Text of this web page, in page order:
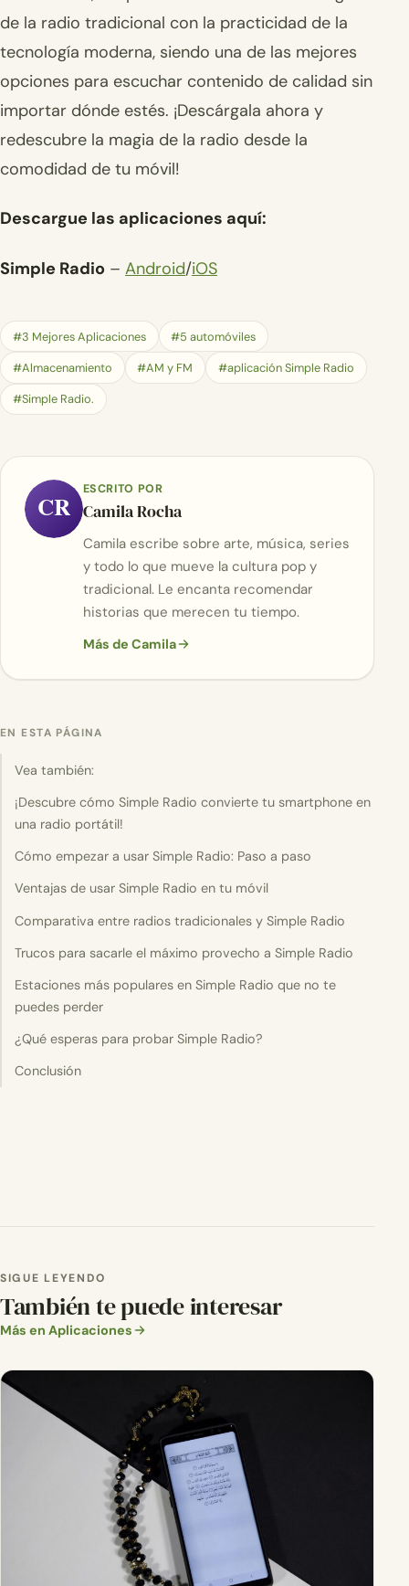
de la radio tradicional con la practicidad de la
tecnología moderna, siendo una de las mejores
opciones para escuchar contenido de calidad sin
importar dónde estés. ¡Descárgala ahora y
redescubre la magia de la radio desde la
comodidad de tu móvil!
Descargue las aplicaciones aquí:
Simple Radio – Android/iOS
#3 Mejores Aplicaciones #5 automóviles
#Almacenamiento #AM y FM #aplicación Simple Radio
#Simple Radio.
CR
ESCRITO POR
Camila Rocha
Camila escribe sobre arte, música, series
y todo lo que mueve la cultura pop y
tradicional. Le encanta recomendar
historias que merecen tu tiempo.
Más de Camila
EN ESTA PÁGINA
Vea también:
¡Descubre cómo Simple Radio convierte tu smartphone en
una radio portátil!
Cómo empezar a usar Simple Radio: Paso a paso
Ventajas de usar Simple Radio en tu móvil
Comparativa entre radios tradicionales y Simple Radio
Trucos para sacarle el máximo provecho a Simple Radio
Estaciones más populares en Simple Radio que no te
puedes perder
¿Qué esperas para probar Simple Radio?
Conclusión
SIGUE LEYENDO
También te puede interesar
Más en Aplicaciones